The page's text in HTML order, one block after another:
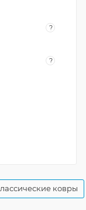
?
?
ковры